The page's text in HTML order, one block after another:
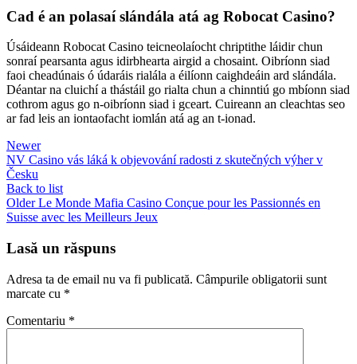
Cad é an polasaí slándála atá ag Robocat Casino?
Úsáideann Robocat Casino teicneolaíocht chriptithe láidir chun
sonraí pearsanta agus idirbhearta airgid a chosaint. Oibríonn siad
faoi cheadúnais ó údaráis rialála a éilíonn caighdeáin ard slándála.
Déantar na cluichí a thástáil go rialta chun a chinntiú go mbíonn siad
cothrom agus go n-oibríonn siad i gceart. Cuireann an cleachtas seo
ar fad leis an iontaofacht iomlán atá ag an t-ionad.
Newer
NV Casino vás láká k objevování radosti z skutečných výher v
Česku
Back to list
Older Le Monde Mafia Casino Conçue pour les Passionnés en
Suisse avec les Meilleurs Jeux
Lasă un răspuns
Adresa ta de email nu va fi publicată. Câmpurile obligatorii sunt
marcate cu *
Comentariu *